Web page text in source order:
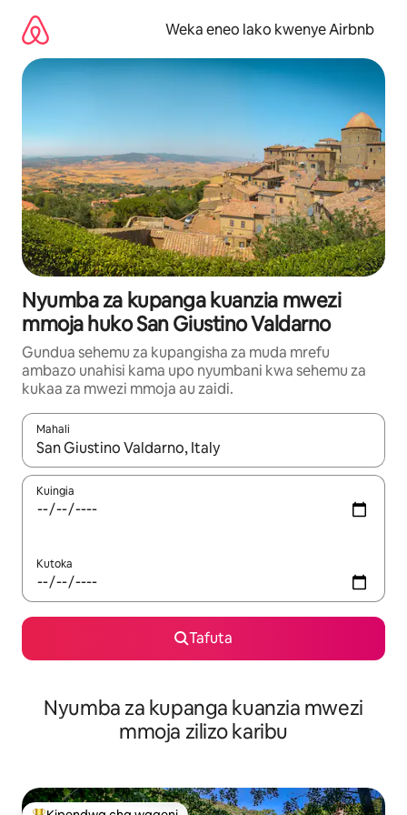
kwenda
kwenye
maudhui
Weka eneo lako kwenye Airbnb
Nyumba za kupanga kuanzia mwezi
mmoja huko San Giustino Valdarno
Gundua sehemu za kupangisha za muda mrefu
ambazo unahisi kama upo nyumbani kwa sehemu za
kukaa za mwezi mmoja au zaidi.
Mahali
Wakati matokeo yanapatikana, vinjari kwa kutumia vitufe vya
Kuingia
Kutoka
Tafuta
Nyumba za kupanga kuanzia mwezi
mmoja zilizo karibu